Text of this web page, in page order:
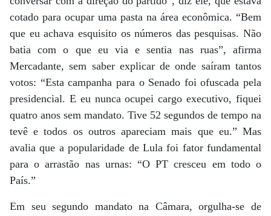
cotado para ocupar uma pasta na área econômica. “Bem
que eu achava esquisito os números das pesquisas. Não
batia com o que eu via e sentia nas ruas”, afirma
Mercadante, sem saber explicar de onde saíram tantos
votos: “Esta campanha para o Senado foi ofuscada pela
presidencial. E eu nunca ocupei cargo executivo, fiquei
quatro anos sem mandato. Tive 52 segundos de tempo na
tevê e todos os outros apareciam mais que eu.” Mas
avalia que a popularidade de Lula foi fator fundamental
para o arrastão nas urnas: “O PT cresceu em todo o
País.”
Em seu segundo mandato na Câmara, orgulha-se de